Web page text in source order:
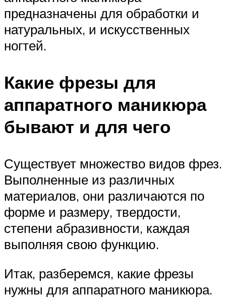
предназначены для обработки и
натуральных, и искусственных
ногтей.
Какие фрезы для
аппаратного маникюра
бывают и для чего
Существует множество видов фрез.
Выполненные из различных
материалов, они различаются по
форме и размеру, твердости,
степени абразивности, каждая
выполняя свою функцию.
Итак, разберемся, какие фрезы
нужны для аппаратного маникюра.